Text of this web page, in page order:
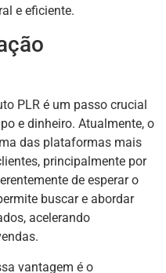
e eficiente.
PLR é um passo crucial
e dinheiro. Atualmente, o
das plataformas mais
principalmente por
de esperar o
buscar e abordar
acelerando
vantagem é o